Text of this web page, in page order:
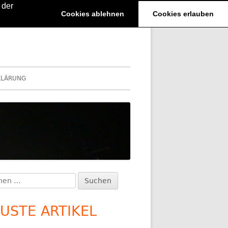
Cookies ablehnen Cookies erlauben
ARTIKEL